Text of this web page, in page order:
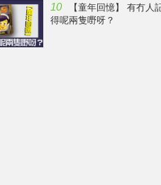
10
【童年回憶】 有冇人
得呢兩隻嘢呀？